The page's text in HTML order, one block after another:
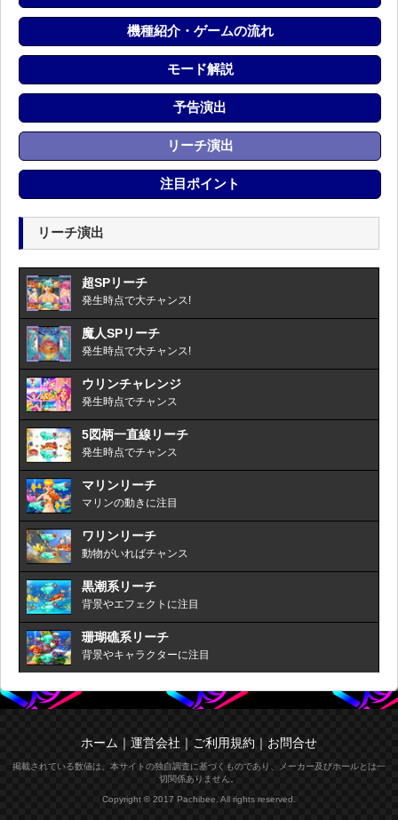
機種紹介・ゲームの流れ
モード解説
予告演出
リーチ演出
注目ポイント
リーチ演出
超SPリーチ
発生時点で大チャンス!
魔人SPリーチ
発生時点で大チャンス!
ウリンチャレンジ
発生時点でチャンス
5図柄一直線リーチ
発生時点でチャンス
マリンリーチ
マリンの動きに注目
ワリンリーチ
動物がいればチャンス
黒潮系リーチ
背景やエフェクトに注目
珊瑚礁系リーチ
背景やキャラクターに注目
ホーム ｜ 運営会社 ｜ ご利用規約 ｜ お問合せ
掲載されている数値は、本サイトの独自調査に基づくものであり、メーカー及びホールとは一
切関係ありません。
Copyright © 2017 Pachibee. All rights reserved.